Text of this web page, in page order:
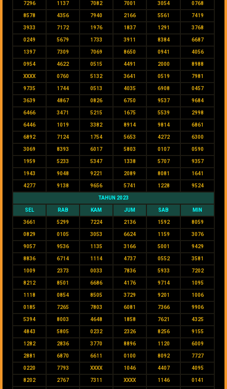
7296 1137 7082 7001 3054 0768
8578 4356 7940 2166 5561 7419
3933 7172 1976 1837 1291 3768
0249 5679 1733 3911 8384 6687
1397 7309 7069 8650 0941 4056
0954 4622 0515 4491 2000 8988
XXXX 0760 5132 3641 0519 7981
9735 1744 0513 4035 6908 0457
3639 4867 0826 6750 9537 9684
6466 3471 5215 1675 5539 2998
6446 1019 3382 8914 9814 6861
6892 7124 1754 5653 4272 6300
3069 8393 6017 5803 0107 0590
1959 5233 5347 1338 5707 9357
1943 9048 9221 2089 8081 1641
4277 9138 9656 5741 1228 9524
TAHUN 2023
SEL RAB KAM JUM SAB MIN
3661 5299 7224 2136 1592 8059
0829 0105 3053 6624 1159 3076
9057 9536 1135 3166 5001 9429
8836 6714 1114 4737 0552 3581
1009 2373 0033 7836 5933 7202
8212 8501 6686 4176 9714 1095
1118 0854 8505 3729 9201 1006
0185 7265 7803 6081 7366 9906
5394 8003 4648 1858 7621 4325
4843 5805 0232 2326 8256 9155
1282 2836 3770 8896 1120 6009
2881 6870 6611 0100 8092 7727
0220 7793 XXXX 1046 4407 4095
8202 2767 7311 XXXX 1146 0141